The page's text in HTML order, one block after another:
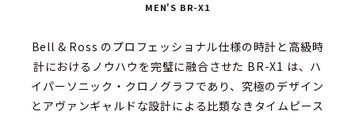
MEN'S BR-X1
Bell & Ross のプロフェッショナル仕様の時計と高級時
計におけるノウハウを完璧に融合させた BR-X1 は、ハ
イパーソニック・クロノグラフであり、究極のデザイン
とアヴァンギャルドな設計による比類なきタイムピース